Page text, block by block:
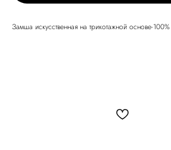
Замша искусственная на трикотажной основе-100%